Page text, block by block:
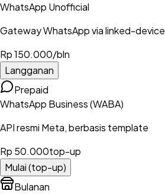
WhatsApp Unofficial
Gateway WhatsApp via linked-device
Rp 150.000/bln
Langganan
Prepaid
WhatsApp Business (WABA)
API resmi Meta, berbasis template
Rp 50.000top-up
Mulai (top-up)
Bulanan